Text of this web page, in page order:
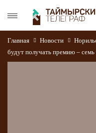
Главная Новости
будут получать премию – семь